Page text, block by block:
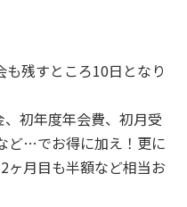
残すところ10日となり
初年度年会費、初月受
ど…でお得に加え！更に
ヶ月目も半額など相当お